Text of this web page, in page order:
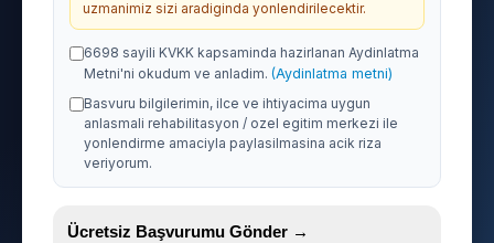
uzmanimiz sizi aradiginda yonlendirilecektir.
6698 sayili KVKK kapsaminda hazirlanan Aydinlatma
Metni'ni okudum ve anladim. (Aydinlatma metni)
Basvuru bilgilerimin, ilce ve ihtiyacima uygun
anlasmali rehabilitasyon / ozel egitim merkezi ile
yonlendirme amaciyla paylasilmasina acik riza
veriyorum.
Ücretsiz Başvurumu Gönder →